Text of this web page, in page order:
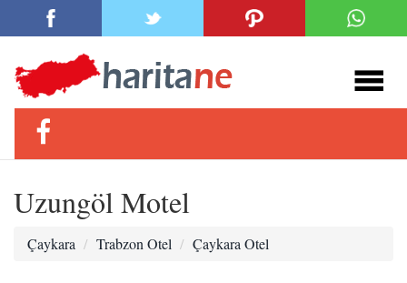
Uzungöl Motel
Çaykara Trabzon Otel Çaykara Otel